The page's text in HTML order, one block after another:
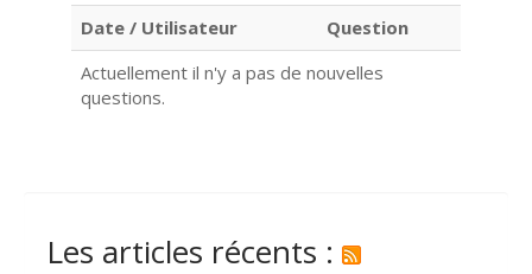
Date / Utilisateur
Question
Actuellement il n'y a pas de nouvelles
questions.
Les articles récents :